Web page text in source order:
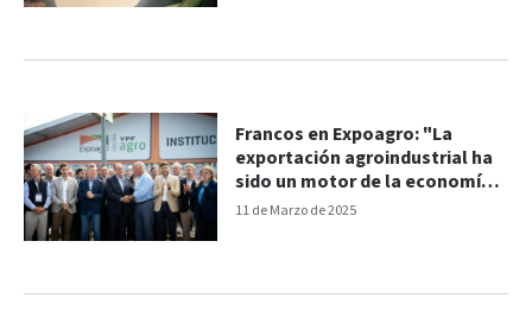
11 de Marzo de 2025
Francos en Expoagro: "La
exportación agroindustrial ha
sido un motor de la economía
muy importante"